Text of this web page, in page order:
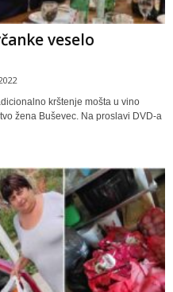
veselo
krštenje mošta u vino
žena Buševec. Na proslavi DVD-a